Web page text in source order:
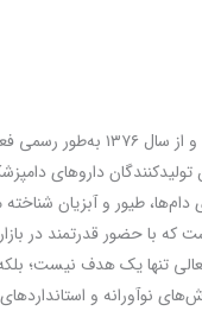
شرکت وتاک در سال ۱۳۷۱ تأسیس شد و
داروهای
طیور و آبزیان
با حضور قدرتمند در
تنها یک هدف نیست؛
نوآورانه و